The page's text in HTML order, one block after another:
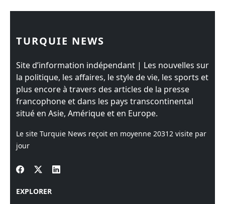
TURQUIE NEWS
Site d’information indépendant | Les nouvelles sur
la politique, les affaires, le style de vie, les sports et
plus encore à travers des articles de la presse
francophone et dans les pays transcontinental
situé en Asie, Amérique et en Europe.
Le site Turquie News reçoit en moyenne 20312 visite par
jour
EXPLORER